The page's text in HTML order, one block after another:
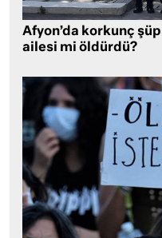
Afyon’da korkunç
ailesi mi öldürdü?